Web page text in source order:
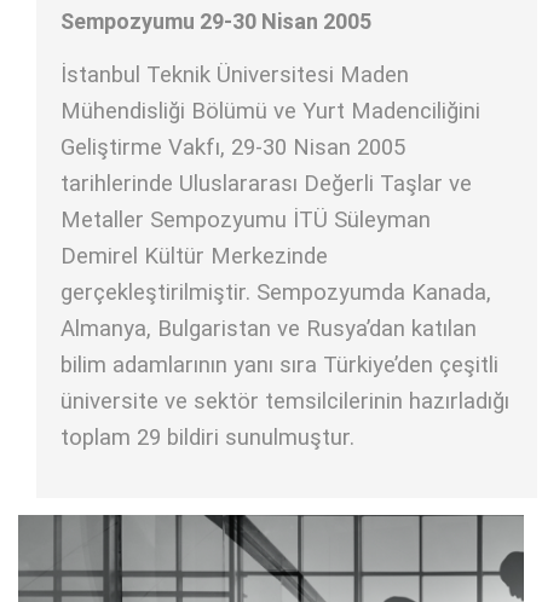
Sempozyumu 29-30 Nisan 2005
İstanbul Teknik Üniversitesi Maden
Mühendisliği Bölümü ve Yurt Madenciliğini
Geliştirme Vakfı, 29-30 Nisan 2005
tarihlerinde Uluslararası Değerli Taşlar ve
Metaller Sempozyumu İTÜ Süleyman
Demirel Kültür Merkezinde
gerçekleştirilmiştir. Sempozyumda Kanada,
Almanya, Bulgaristan ve Rusya’dan katılan
bilim adamlarının yanı sıra Türkiye’den çeşitli
üniversite ve sektör temsilcilerinin hazırladığı
toplam 29 bildiri sunulmuştur.